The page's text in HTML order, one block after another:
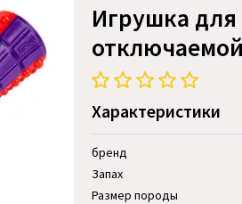
Игрушка для
Характеристики
бренд
Запах
Размер породы